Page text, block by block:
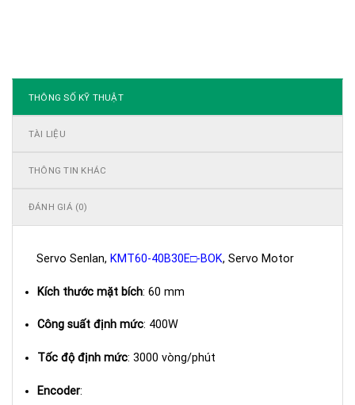
THÔNG SỐ KỸ THUẬT
TÀI LIỆU
THÔNG TIN KHÁC
ĐÁNH GIÁ (0)
Servo Senlan, KMT60-40B30E□-BOK, Servo Motor
Kích thước mặt bích: 60 mm
Công suất định mức: 400W
Tốc độ định mức: 3000 vòng/phút
Encoder: